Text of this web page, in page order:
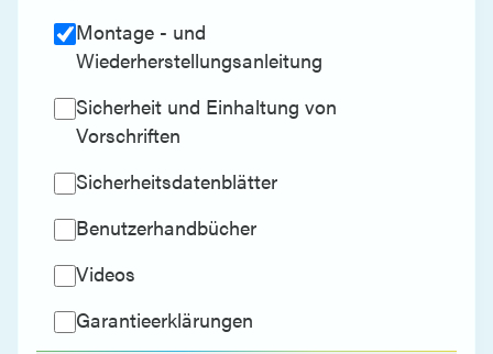
Montage - und
Wiederherstellungsanleitung
Sicherheit und Einhaltung von
Vorschriften
Sicherheitsdatenblätter
Benutzerhandbücher
Videos
Garantieerklärungen